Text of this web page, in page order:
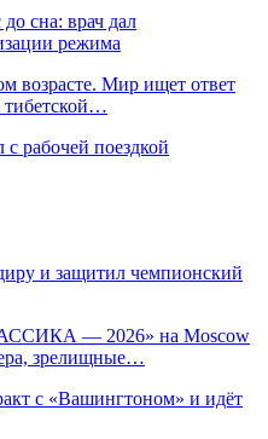
сна: врач дал
режима
возрасте. Мир ищет ответ
тибетской…
рабочей поездкой
и защитил чемпионский
— 2026» на Moscow
зрелищные…
с «Вашингтоном» и идёт